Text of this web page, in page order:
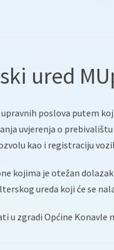
ured
poslova putem
uvjerenja o
kao i registraciju
kojima je otežan
ureda koji će se
u zgradi Općine Konavle